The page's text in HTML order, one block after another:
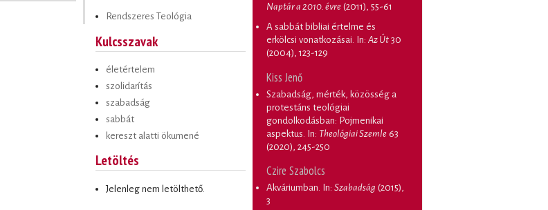
Rendszeres Teológia
Kulcsszavak
életértelem
szolidarítás
szabadság
sabbát
kereszt alatti ökumené
Letöltés
Jelenleg nem letölthető.
Naptár a 2010. évre (2011), 55-61
A sabbát bibliai értelme és
erkölcsi vonatkozásai . In: Az Út 30
(2004), 123-129
Kiss Jenő
Szabadság, mérték, közösség a
protestáns teológiai
gondolkodásban: Pojmenikai
aspektus . In: Theológiai Szemle 63
(2020), 245-250
Czire Szabolcs
Akváriumban. In: Szabadság (2015),
3